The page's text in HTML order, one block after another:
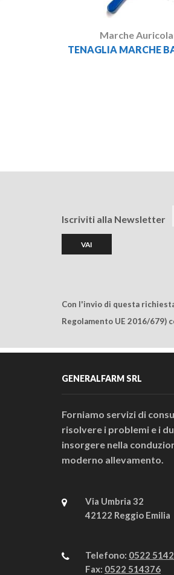
Marche
TENAGLIA MARCHE
Iscriviti alla Newsletter
Con l'invio di questa
Regolamento UE 2016/679)
GENERALFARM SRL
Forniamo servizi di
risolvere i problemi e i
insorgere nella
moderno allevamento.
Via Umbria 32
42122 Reggio Emilia
Telefono: 0522
Fax: 0522 514376